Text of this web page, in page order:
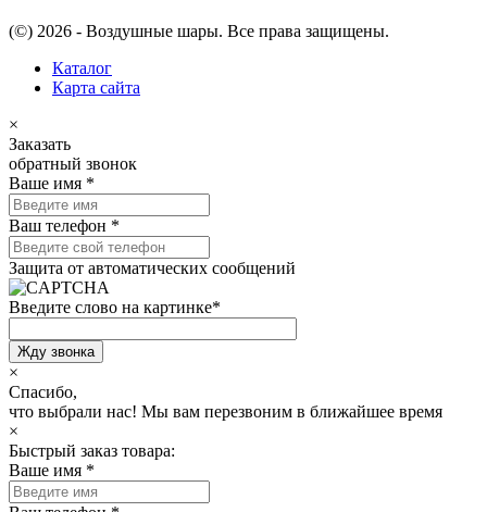
(©) 2026 - Воздушные шары. Все права защищены.
Каталог
Карта сайта
×
Заказать
обратный звонок
Ваше имя *
Ваш телефон *
Защита от автоматических сообщений
Введите слово на картинке*
×
Спасибо,
что выбрали нас! Мы вам перезвоним в ближайшее время
×
Быстрый заказ товара:
Ваше имя *